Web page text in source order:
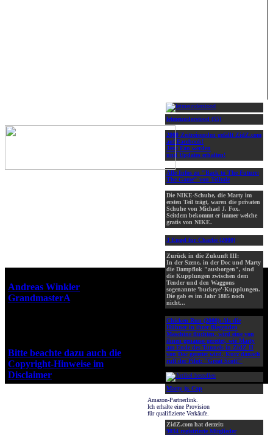
letmeunderstood (55)
2000 Zeitreisenden gefällt ZidZ.com
auf Facebook!
Jetzt Fan werden
und Updates erhalten!
Alle Infos zu "Back to The Future:
The Game" von Telltale
Die NIKE-Schuhe, die Marty im
ersten Teil trägt, waren die privaten
Schuhe von Michael J. Fox.
Seitdem bekommt er immer welche
gratis von NIKE.
3 Engel für Charlie (2000)
Zurück in die Zukunft III:
In der Szene, in der Doc und Marty
die Dampflok "ausborgen", sind
die Kupplungen zwischen dem
Tender und den Waggons
sogenannte 'buckeye'-Kupplungen.
Die gab es im Jahr 1885 noch
nicht...
Chicken Run (2000): Als die
Hühner in ihrer fliegenden
Maschine flüchten, wird eine von
ihnen genauso gerettet, wie Marty
am Ende des Tunnels in ZidZ II
von Doc gerettet wird. Kurz danach
ruft der Pilot: "Great Scott!"
Marty jr. Cap
Amazon-Partnerlink.
Ich erhalte eine Provision
für qualifizierte Verkäufe.
ZidZ.com hat derzeit:
9034 registrierte Mitglieder
Andreas Winkler
GrandmasterA
Bitte beachte dazu auch die
Copyright-Hinweise im
Disclaimer